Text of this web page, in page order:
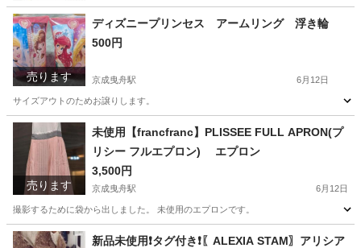
売ります
ディズニープリンセス アームリング 浮き輪
500円
京成曳舟駅 6月12日
サイズアウトのためお譲りします。
東京 墨田区 京成曳舟駅 キッズ用品
売ります
未使用【francfranc】PLISSEE FULL APRON(プ
リシー フルエプロン) エプロン
3,500円
京成曳舟駅 6月12日
撮影するために袋から出しました。 未使用のエプロンです。
東京 墨田区 京成曳舟駅 その他
新品未使用❗タグ付き❗〖ALEXIA STAM〗アリシア